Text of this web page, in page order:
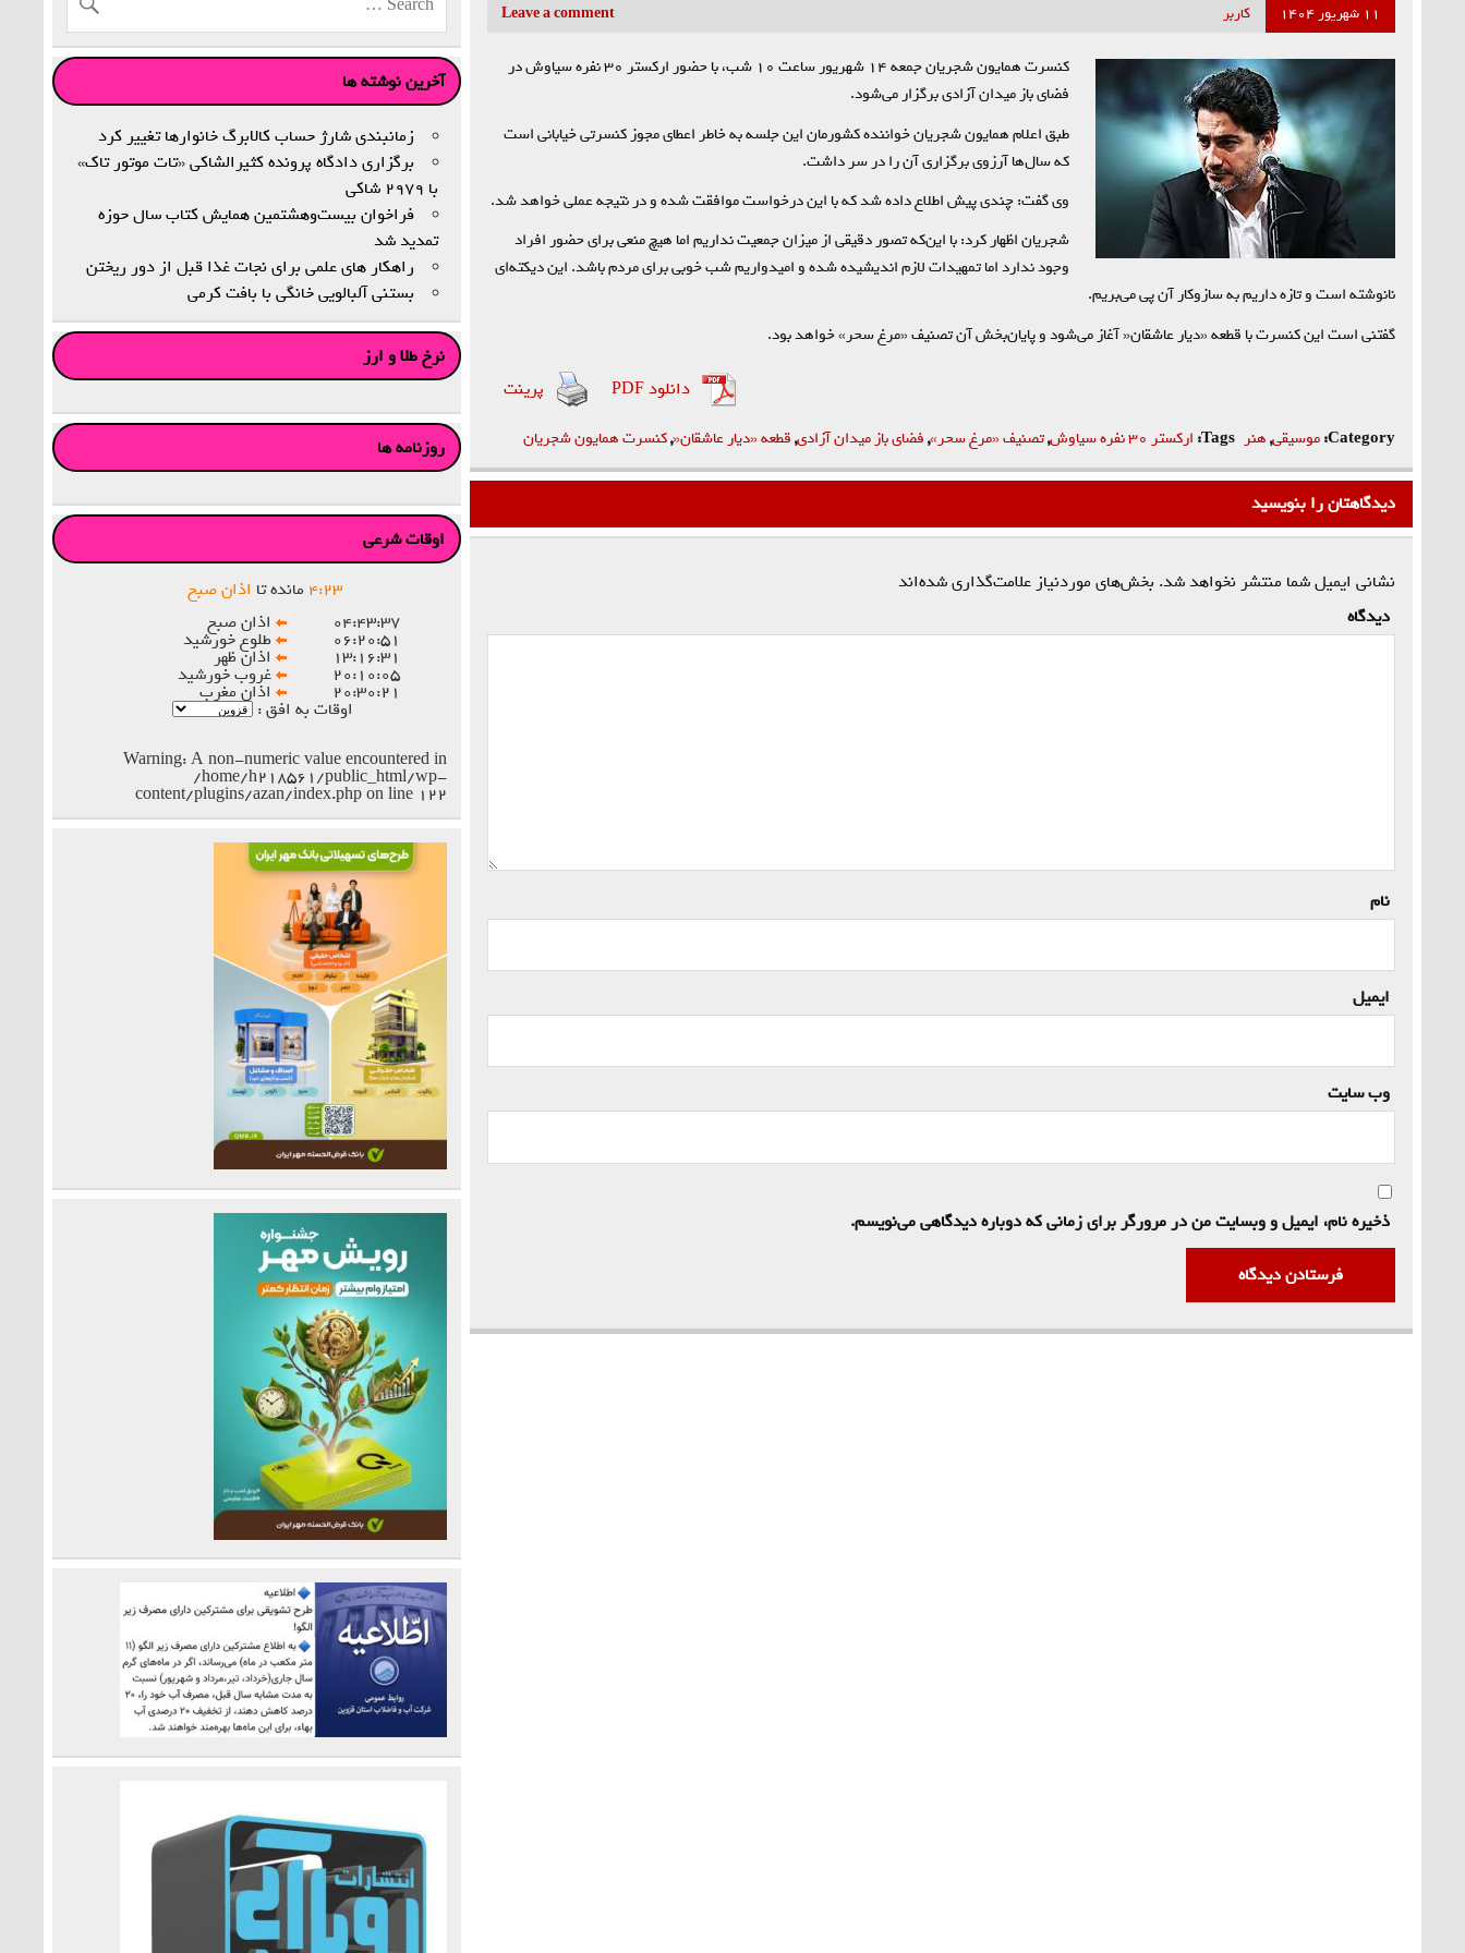
۱۱ شهریور ۱۴۰۴ کاربر Leave a comment
کنسرت همایون شجریان جمعه ۱۴ شهریور ساعت ۱۰ شب، با حضور ارکستر ۳۰ نفره سیاوش در
فضای باز میدان آزادی برگزار می‌شود.
طبق اعلام همایون شجریان خواننده کشورمان این جلسه به خاطر اعطای مجوز کنسرتی خیابانی است
که سال‌ها آرزوی برگزاری آن را در سر داشت.
وی گفت: چندی پیش اطلاع داده شد که با این درخواست موافقت شده و در نتیجه عملی خواهد شد.
شجریان اظهار کرد: با این‌که تصور دقیقی از میزان جمعیت نداریم اما هیچ منعی برای حضور افراد
وجود ندارد اما تمهیدات لازم اندیشیده شده و امیدواریم شب خوبی برای مردم باشد. این دیکته‌ای
نانوشته است و تازه داریم به سازوکار آن پی می‌بریم.
گفتنی است این کنسرت با قطعه «دیار عاشقان« آغاز می‌شود و پایان‌بخش آن تصنیف «مرغ سحر» خواهد بود.
دانلود PDF
پرینت
Category: موسیقی,هنر Tags: ارکستر ۳۰ نفره سیاوش ,تصنیف «مرغ سحر»,فضای باز میدان آزادی,قطعه «دیار عاشقان«,کنسرت همایون شجریان
دیدگاهتان را بنویسید
نشانی ایمیل شما منتشر نخواهد شد. بخش‌های موردنیاز علامت‌گذاری شده‌اند
دیدگاه
نام
ایمیل
وب‌ سایت
ذخیره نام، ایمیل و وبسایت من در مرورگر برای زمانی که دوباره دیدگاهی می‌نویسم.
آخرین نوشته ها
زمانبندی‌ شارژ حساب کالابرگ خانوارها تغییر کرد
برگزاری دادگاه پرونده کثیرالشاکی «تات موتور تاک»
با ۲۹۷۹ شاکی
فراخوان بیست‌وهشتمین همایش کتاب سال حوزه
تمدید شد
راهکار های علمی برای نجات غذا قبل از دور ریختن
بستنی آلبالویی خانگی با بافت کرمی
نرخ طلا و ارز
روزنامه ها
اوقات شرعی
۴:۲۳ مانده تا اذان صبح
۰۴:۴۳:۳۷
اذان صبح
۰۶:۲۰:۵۱ طلوع خورشید
۱۳:۱۶:۳۱ اذان ظهر
۲۰:۱۰:۰۵ غروب خورشید
۲۰:۳۰:۲۱ اذان مغرب
اوقات به افق :
Warning: A non-numeric value encountered in
/home/h218561/public_html/wp-
content/plugins/azan/index.phpon line ۱۲۲